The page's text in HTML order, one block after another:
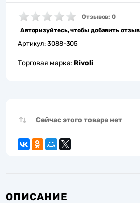
Отзывов: 0
Авторизуйтесь, чтобы добавить отзыв
Артикул: 3088-305
Торговая марка: Rivoli
Сейчас этого товара нет
ОПИСАНИЕ